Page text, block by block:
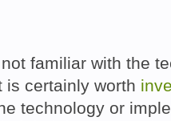
familiar with the
is certainly worth
technology or